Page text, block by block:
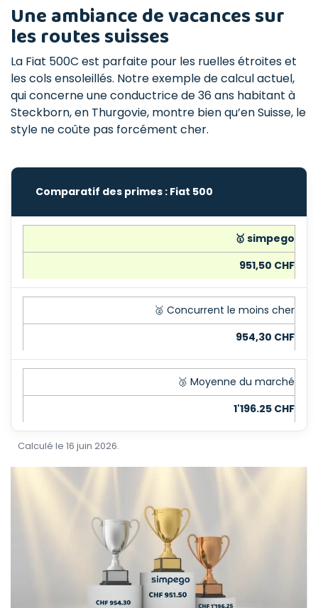
Une ambiance de vacances sur
les routes suisses
La Fiat 500C est parfaite pour les ruelles étroites et
les cols ensoleillés. Notre exemple de calcul actuel,
qui concerne une conductrice de 36 ans habitant à
Steckborn, en Thurgovie, montre bien qu’en Suisse, le
style ne coûte pas forcément cher.
Comparatif des primes : Fiat 500
🥇 simpego
951,50 CHF
🥈 Concurrent le moins cher
954,30 CHF
🥉 Moyenne du marché
1'196.25 CHF
Calculé le 16 juin 2026.